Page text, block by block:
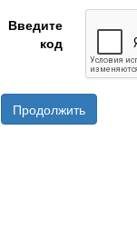
Введите
код
Продолжить